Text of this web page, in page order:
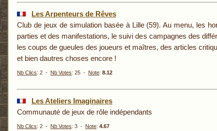
Les Arpenteurs de Rêves
Club de jeux de simulation basée à Lille (59). Au menu, les
parties et des manifestations, le suivi des campagnes des
les coups de gueules des joueurs et maîtres, des articles
et bien dautres choses encore !
Nb Clics: 2 - Nb Votes: 25 - Note: 8.12
Les Ateliers Imaginaires
Communauté de jeux de rôle indépendants
Nb Clics: 2 - Nb Votes: 3 - Note: 4.67